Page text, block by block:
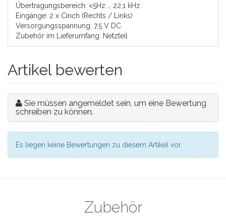
Übertragungsbereich: <5Hz … 22,1 kHz
Eingänge: 2 x Cinch (Rechts / Links)
Versorgungsspannung: 7,5 V DC
Zubehör im Lieferumfang: Netzteil
Artikel bewerten
Sie müssen angemeldet sein, um eine Bewertung
schreiben zu können.
Es liegen keine Bewertungen zu diesem Artikel vor.
Zubehör